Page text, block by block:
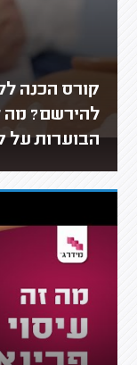
קורס הכנה
להירשם? מה
הבוערות על